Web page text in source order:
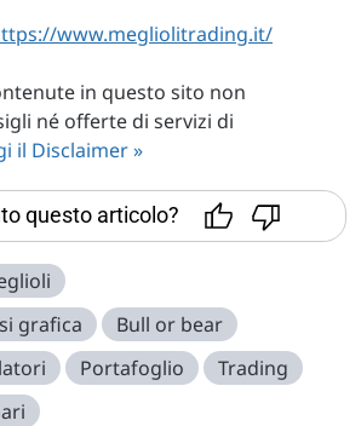
www.megliolitrading.it/
in questo sito non
né offerte di servizi di
il Disclaimer »
questo articolo?
grafica
Bull or bear
Portafoglio Trading